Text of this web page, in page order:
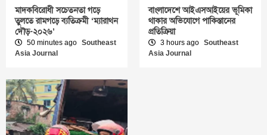
মাদকবিরোধী সচেতনতা গড়ে
তুলতে রামগড়ে ব্যতিক্রমী ‘ম্যারাথন
দৌড়-২০২৬’
50 minutes ago Southeast
Asia Journal
বাংলাদেশে আইএসআইয়ের ভূমিকা
থাকার অভিযোগে পাকিস্তানের
প্রতিক্রিয়া
3 hours ago Southeast
Asia Journal